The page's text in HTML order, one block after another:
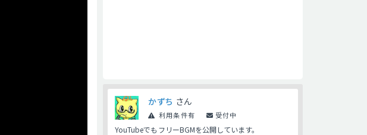
かずち さん
利用条件有 受付中
YouTubeでもフリーBGMを公開しています。